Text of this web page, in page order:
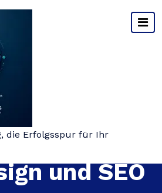
die Erfolgsspur für Ihr
von
und SEO